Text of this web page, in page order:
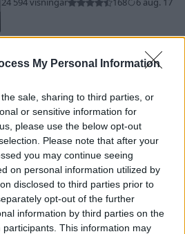
My Personal Information
sale, sharing to third parties, or
or sensitive information for
please use the below opt-out
Please note that after your
you may continue seeing
on personal information utilized by
disclosed to third parties prior to
opt-out of the further
information by third parties on the
participants. This information may
"SÅLD"
(1993)
43 395 visningar87 kommentarer
263
2 aug. 24
Volvo V70N D5"Pure Fire" (2006)
Mdahlgrens
84 797 visningar 48 kommentarer
538
4 aug. 18